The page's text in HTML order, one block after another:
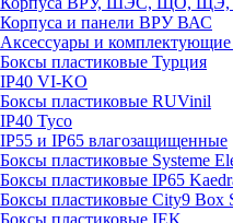
Корпуса и панели ВРУ ВАС
Аксессуары и
Боксы пластиковые Турция
IP40 VI-KO
Боксы пластиковые RUVinil
IP40 Тусо
IP55 и IP65 влагозащищенные
Боксы пластиковые Systeme
Боксы пластиковые IP65
Боксы пластиковые City9 Box
Боксы пластиковые IEK